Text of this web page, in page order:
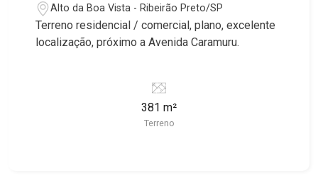
Alto da Boa Vista - Ribeirão Preto/SP
Terreno residencial / comercial, plano, excelente
localização, próximo a Avenida Caramuru.
381 m²
Terreno